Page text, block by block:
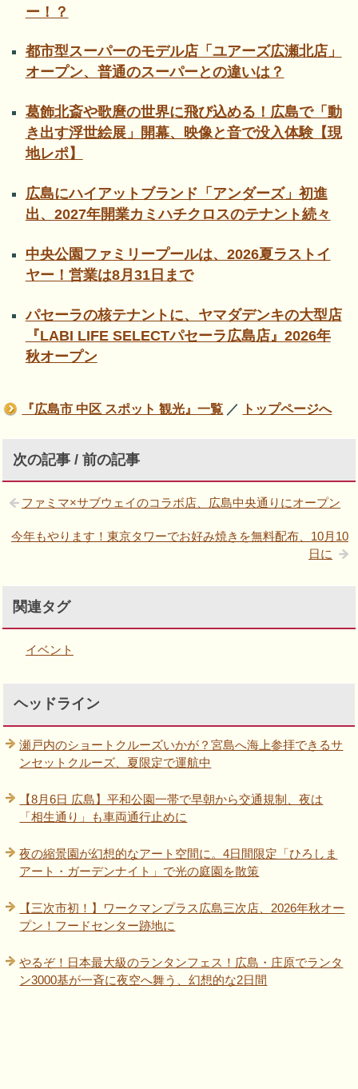
ー！？
都市型スーパーのモデル店「ユアーズ広瀬北店」
オープン、普通のスーパーとの違いは？
葛飾北斎や歌麿の世界に飛び込める！広島で「動
き出す浮世絵展」開幕、映像と音で没入体験【現
地レポ】
広島にハイアットブランド「アンダーズ」初進
出、2027年開業カミハチクロスのテナント続々
中央公園ファミリープールは、2026夏ラストイ
ヤー！営業は8月31日まで
パセーラの核テナントに、ヤマダデンキの大型店
『LABI LIFE SELECTパセーラ広島店』2026年
秋オープン
『広島市 中区 スポット 観光』一覧 ／ トップページへ
次の記事 / 前の記事
ファミマ×サブウェイのコラボ店、広島中央通りにオープン
今年もやります！東京タワーでお好み焼きを無料配布、10月10
日に
関連タグ
イベント
ヘッドライン
瀬戸内のショートクルーズいかが？宮島へ海上参拝できるサ
ンセットクルーズ、夏限定で運航中
【8月6日 広島】平和公園一帯で早朝から交通規制、夜は
「相生通り」も車両通行止めに
夜の縮景園が幻想的なアート空間に。4日間限定「ひろしま
アート・ガーデンナイト」で光の庭園を散策
【三次市初！】ワークマンプラス広島三次店、2026年秋オー
プン！フードセンター跡地に
やるぞ！日本最大級のランタンフェス！広島・庄原でランタ
ン3000基が一斉に夜空へ舞う、幻想的な2日間